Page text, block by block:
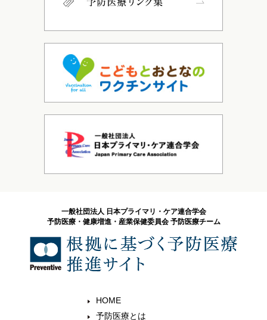
一般社団法人 日本プライマリ・ケア連合学会
予防医療・健康増進・産業保健委員会 予防医療チーム
HOME
予防医療とは